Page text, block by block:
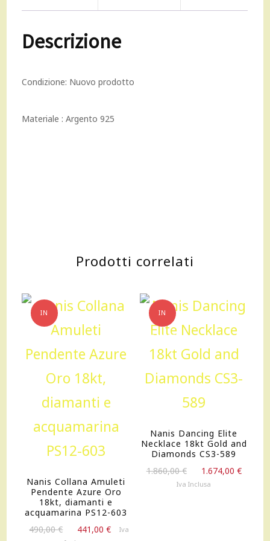
di
zirconi
CL140BB
quantità
Descrizione
Condizione: Nuovo prodotto
Materiale : Argento 925
Prodotti correlati
IN
OFFERTA!
Nanis Collana Amuleti
Pendente Azure Oro
18kt, diamanti e
acquamarina PS12-603
490,00€ 441,00€
IlIva
IN
OFFERTA!
Nanis Dancing Elite
Necklace 18kt Gold and
Diamonds CS3-589
1.860,00€
prezzo
1.674,00 €
Iva Inclusa